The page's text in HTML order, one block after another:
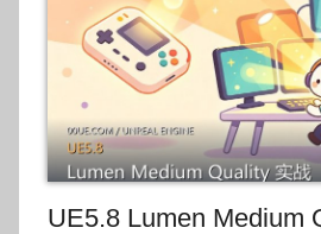
UE5.8 Lumen Medium